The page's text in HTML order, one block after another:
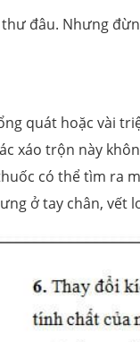
đâu. Nhưng
quát hoặc vài
xáo trộn này
có thể tìm ra
ở tay chân, vết